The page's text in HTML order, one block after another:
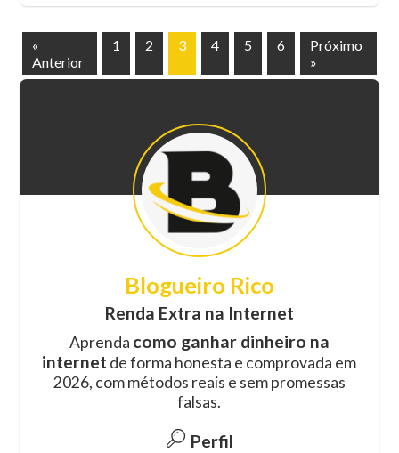
«
Anterior
1 2 3 4 5 6
Próximo
»
Blogueiro Rico
Renda Extra na Internet
Aprenda como ganhar dinheiro na
internet de forma honesta e comprovada em
2026, com métodos reais e sem promessas
falsas.
Perfil